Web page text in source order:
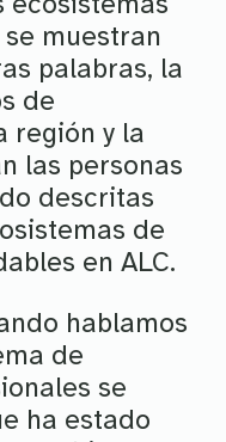
muestran
palabras, la
de
región y la
las personas
descritas
de
en ALC.
hablamos
de
se
ha estado